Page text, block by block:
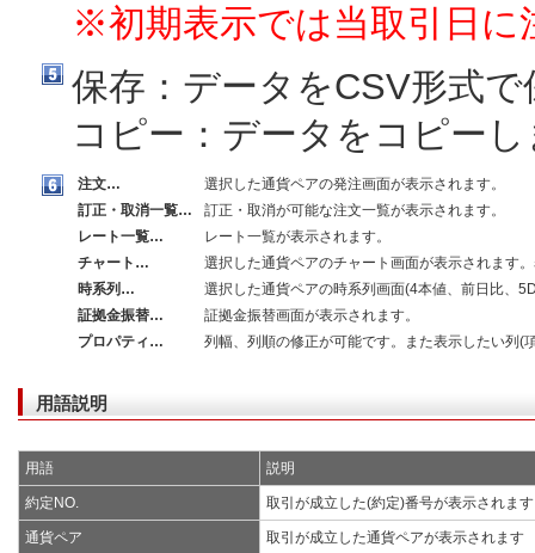
※初期表示では当取引日に
保存：データをCSV形式
コピー：データをコピー
注文…
選択した通貨ペアの発注画面が表示されます。
訂正・取消一覧…
訂正・取消が可能な注文一覧が表示されます。
レート一覧…
レート一覧が表示されます。
チャート…
選択した通貨ペアのチャート画面が表示されます
時系列…
選択した通貨ペアの時系列画面(4本値、前日比、
証拠金振替…
証拠金振替画面が表示されます。
プロパティ…
列幅、列順の修正が可能です。また表示したい列(
用語説明
用語 説明
約定NO. 取引が成立した(約定)番号が表示されます
通貨ペア 取引が成立した通貨ペアが表示されます